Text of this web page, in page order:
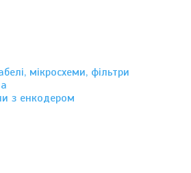
мікросхеми, фільтри
з енкодером